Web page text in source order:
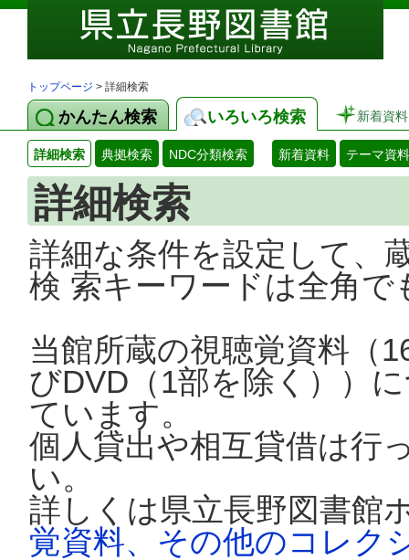
トップページ > 詳細検索
かんたん検索 いろいろ検索 新着資料
詳細検索 典拠検索 NDC分類検索 新着資料 テーマ資料
詳細検索
詳細な条件を設定して、
検 索キーワードは全角
当館所蔵の視聴覚資料（
びDVD（1部を除く））
ています。
個人貸出や相互貸借は行
い。
詳しくは県立長野図書館
覚資料、その他のコレク